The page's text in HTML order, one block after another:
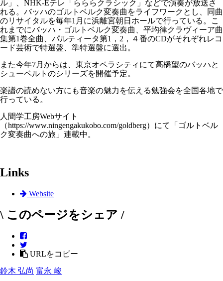
ル」、NHK-Eテレ「らららクラシック」などで演奏が放送さ
れる。バッハのゴルトベルク変奏曲をライフワークとし、同曲
のリサイタルを毎年1月に浜離宮朝日ホールで行っている。こ
れまでにバッハ・ゴルトベルク変奏曲、平均律クラヴィーア曲
集第1巻全曲、パルティータ第1，2，４番のCDがそれぞれレコ
ード芸術で特選盤、準特選盤に選出。
また今年7月からは、東京オペラシティにて高橋望のバッハと
シューベルトのシリーズを開催予定。
楽譜の読めない方にも音楽の魅力を伝える勉強会を全国各地で
行っている。
人間学工房Webサイト
（https://www.ningengakukobo.com/goldberg）にて「ゴルトベル
ク変奏曲への旅」連載中。
Links
Website
\ このページをシェア /
URLをコピー
鈴木 弘尚 富永 峻